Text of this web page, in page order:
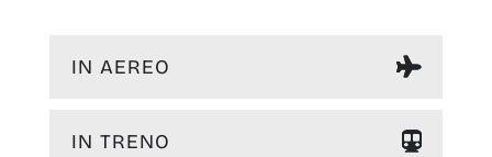
IN AEREO
IN TRENO